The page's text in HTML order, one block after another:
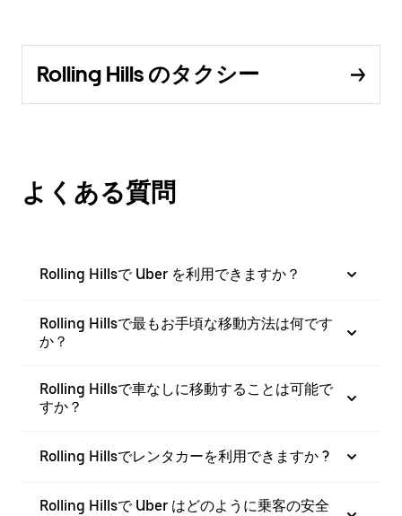
Rolling Hills のタクシー
よくある質問
Rolling Hillsで Uber を利用できますか？
Rolling Hillsで最もお手頃な移動方法は何です
か？
Rolling Hillsで車なしに移動することは可能で
すか？
Rolling Hillsでレンタカーを利用できますか ?
Rolling Hillsで Uber はどのように乗客の安全